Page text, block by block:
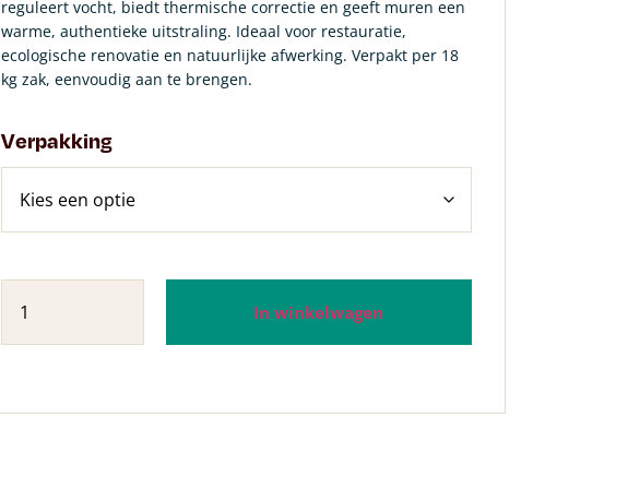
reguleert vocht, biedt thermische correctie en geeft muren een
warme, authentieke uitstraling. Ideaal voor restauratie,
ecologische renovatie en natuurlijke afwerking. Verpakt per 18
kg zak, eenvoudig aan te brengen.
Verpakking
In winkelwagen